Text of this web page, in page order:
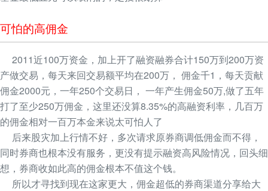
可怕的高佣金
2011近100万资金，加上开了融资融券合计150万到200万资
产做交易，每天来回交易额平均在200万， 佣金千1，每天贡献
佣金2000元，一年250个交易日， 一年产生佣金50万,做了五年
打了至少250万佣金，这里还没算8.35%的高融资利率，几百万
的佣金相对一百万本金来说太可怕人了
后来股灾加上行情不好，多次请求原券商调低佣金而不得，
同时券商也根本没有服务，更没有提示融资高风险情况，回头细
想，券商收如此高的佣金根本不值这个钱。
所以才寻找到现在这家更大，佣金超低的券商渠道分享给大